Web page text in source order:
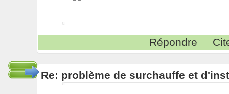
Répondre
Re: problème de surchauffe et